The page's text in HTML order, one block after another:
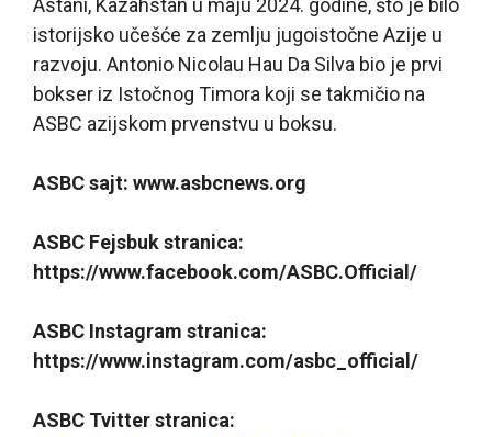
Astani, Kazahstan u maju 2024. godine, što je bilo
istorijsko učešće za zemlju jugoistočne Azije u
razvoju. Antonio Nicolau Hau Da Silva bio je prvi
bokser iz Istočnog Timora koji se takmičio na
ASBC azijskom prvenstvu u boksu.
ASBC sajt: www.asbcnews.org
ASBC Fejsbuk stranica:
https://www.facebook.com/ASBC.Official/
ASBC Instagram stranica:
https://www.instagram.com/asbc_official/
ASBC Tvitter stranica: